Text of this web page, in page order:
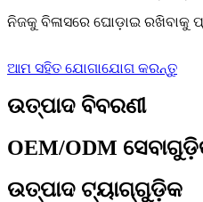
ନିଜକୁ ବିଳାସରେ ଘୋଡ଼ାଇ
ଆମ ସହିତ ଯୋଗାଯୋଗ କରନ୍ତୁ
ଉତ୍ପାଦ ବିବରଣୀ
OEM/ODM
ଉତ୍ପାଦ ଟ୍ୟାଗ୍‌ଗୁଡ଼ିକ